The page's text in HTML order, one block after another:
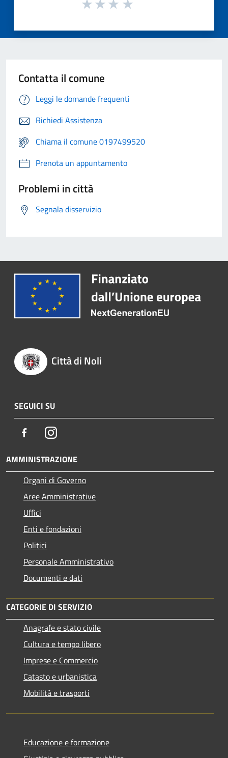
Contatta il comune
Leggi le domande frequenti
Richiedi Assistenza
Chiama il comune 0197499520
Prenota un appuntamento
Problemi in città
Segnala disservizio
Città di Noli
SEGUICI SU
FacebookInstagram
AMMINISTRAZIONE
Organi di Governo
Aree Amministrative
Uffici
Enti e fondazioni
Politici
Personale Amministrativo
Documenti e dati
CATEGORIE DI SERVIZIO
Anagrafe e stato civile
Cultura e tempo libero
Imprese e Commercio
Catasto e urbanistica
Mobilità e trasporti
Educazione e formazione